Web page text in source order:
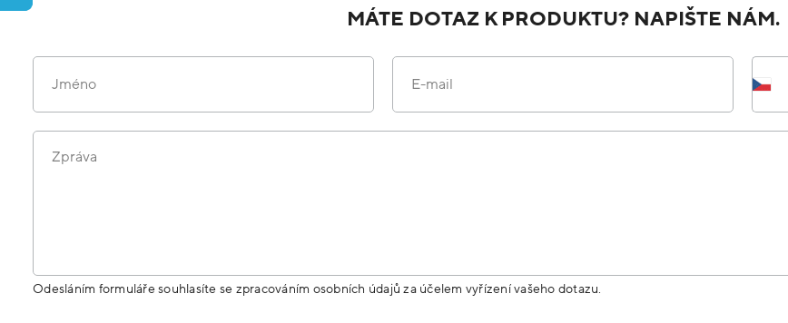
MÁTE DOTAZ K PRODUKTU? NAPIŠTE NÁM.
Jméno E-mail
Zpráva
Odesláním formuláře souhlasíte se zpracováním osobních údajů za účelem vyřízení vašeho dotazu.